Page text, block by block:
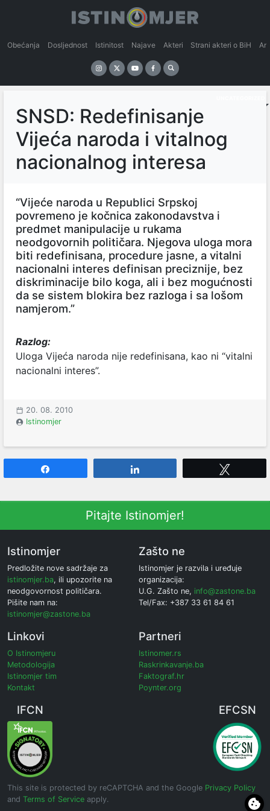
Obećanja Dosljednost Istinitost Najave Akteri Strani akteri o BiH
SNSD: Redefinisanje
Vijeća naroda i vitalnog
nacionalnog interesa
“Vijeće naroda u Republici Srpskoj
povremeno je kočnica zakonodavstva i
predmet manipulacije u rukama
neodgovornih političara. Njegova uloga mora
biti redefinisana, procedure jasne, a vitalni
nacionalni interes definisan preciznije, bez
diskriminacije bilo koga, ali i bez mogućnosti
da se sistem blokira bez razloga i sa lošom
namjerom.”
Razlog:
Uloga Vijeća naroda nije redefinisana, kao ni “vitalni
nacionalni interes”.
20. 08. 2010
Istinomjer
Pitajte Istinomjer!
Istinomjer
Predložite nove sadržaje za
istinomjer.ba, ili upozorite na
neodgovornost političara.
Pišite nam na:
istinomjer@zastone.ba
Zašto ne
Istinomjer je razvila i uređuje
organizacija:
U.G. Zašto ne, info@zastone.ba
Tel/Fax: +387 33 61 84 61
Linkovi
O Istinomjeru
Metodologija
Istinomjer tim
Kontakt
Partneri
Istinomer.rs
Raskrinkavanje.ba
Faktograf.hr
Poynter.org
IFCN EFCSN
This site is protected by reCAPTCHA and the Google Privacy Policy
and Terms of Service apply.